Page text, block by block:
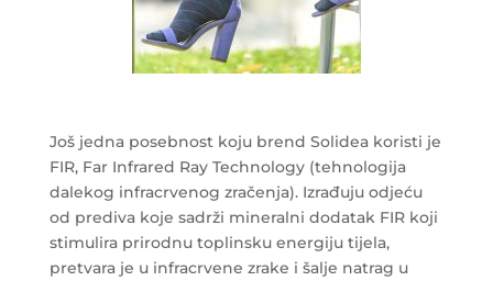
Još jedna posebnost koju brend Solidea koristi je
FIR, Far Infrared Ray Technology (tehnologija
dalekog infracrvenog zračenja). Izrađuju odjeću
od prediva koje sadrži mineralni dodatak FIR koji
stimulira prirodnu toplinsku energiju tijela,
pretvara je u infracrvene zrake i šalje natrag u